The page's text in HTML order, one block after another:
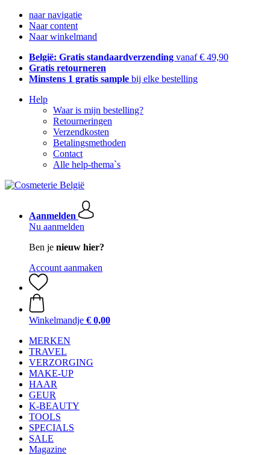
naar navigatie
Naar content
Naar winkelmand
België: Gratis standaardverzending vanaf € 49,90
Gratis retourneren
Minstens 1 gratis sample bij elke bestelling
Help
Waar is mijn bestelling?
Retourneringen
Verzendkosten
Betalingsmethoden
Contact
Alle help-thema`s
Aanmelden
Nu aanmelden
Ben je nieuw hier?
Account aanmaken
Winkelmandje € 0,00
MERKEN
TRAVEL
VERZORGING
MAKE-UP
HAAR
GEUR
K-BEAUTY
TOOLS
SPECIALS
SALE
Magazine